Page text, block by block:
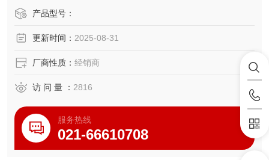
产品型号：
更新时间： 2025-08-31
厂商性质： 经销商
访 问 量 ： 2816
服务热线
021-66610708